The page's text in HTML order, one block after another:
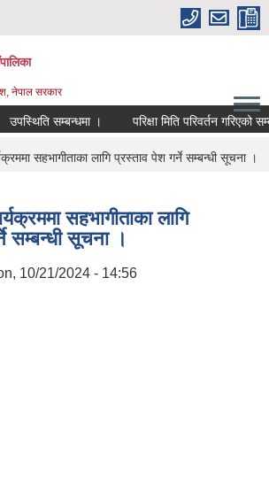
नेपाल सरकार
सम्बन्धमा । परिक्षा मिति परिवर्तन गरिएको
सहभागीताका लागि प्रस्ताव पेश गर्ने सम्बन्धी सूचना ।
सहभागीताका लागि
सम्बन्धी सूचना ।
10/21/2024 - 14:56